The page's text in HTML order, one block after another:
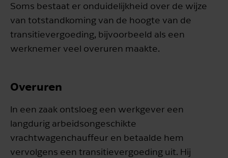
Soms bestaat er onduidelijkheid over de wijze
van totstandkoming van de hoogte van de
transitievergoeding, bijvoorbeeld als een
werknemer veel overuren maakte.
Overuren
In een zaak ontsloeg een werkgever een
langdurig arbeidsongeschikte
vrachtwagenchauffeur en betaalde hem
vervolgens een transitievergoeding uit. Hij